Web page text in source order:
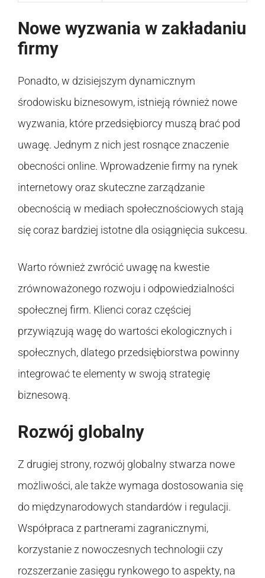
Nowe wyzwania w zakładaniu
firmy
Ponadto, w dzisiejszym dynamicznym
środowisku biznesowym, istnieją również nowe
wyzwania, które przedsiębiorcy muszą brać pod
uwagę. Jednym z nich jest rosnące znaczenie
obecności online. Wprowadzenie firmy na rynek
internetowy oraz skuteczne zarządzanie
obecnością w mediach społecznościowych stają
się coraz bardziej istotne dla osiągnięcia sukcesu.
Warto również zwrócić uwagę na kwestie
zrównoważonego rozwoju i odpowiedzialności
społecznej firm. Klienci coraz częściej
przywiązują wagę do wartości ekologicznych i
społecznych, dlatego przedsiębiorstwa powinny
integrować te elementy w swoją strategię
biznesową.
Rozwój globalny
Z drugiej strony, rozwój globalny stwarza nowe
możliwości, ale także wymaga dostosowania się
do międzynarodowych standardów i regulacji.
Współpraca z partnerami zagranicznymi,
korzystanie z nowoczesnych technologii czy
rozszerzanie zasięgu rynkowego to aspekty, na